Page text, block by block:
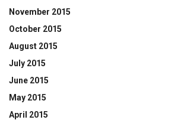
November 2015
October 2015
August 2015
July 2015
June 2015
May 2015
April 2015